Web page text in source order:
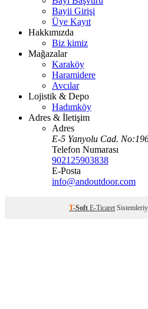
Bayii Girişi
Üye Kayıt
Hakkımızda
Biz kimiz
Mağazalar
Karaköy
Haramidere
Avcılar
Lojistik & Depo
Hadımköy
Adres & İletişim
Adres
E-5 Yanyolu Cad.
Telefon Numarası
902125903838
E-Posta
info@andoutdoor.com
T-Soft E-Ticaret